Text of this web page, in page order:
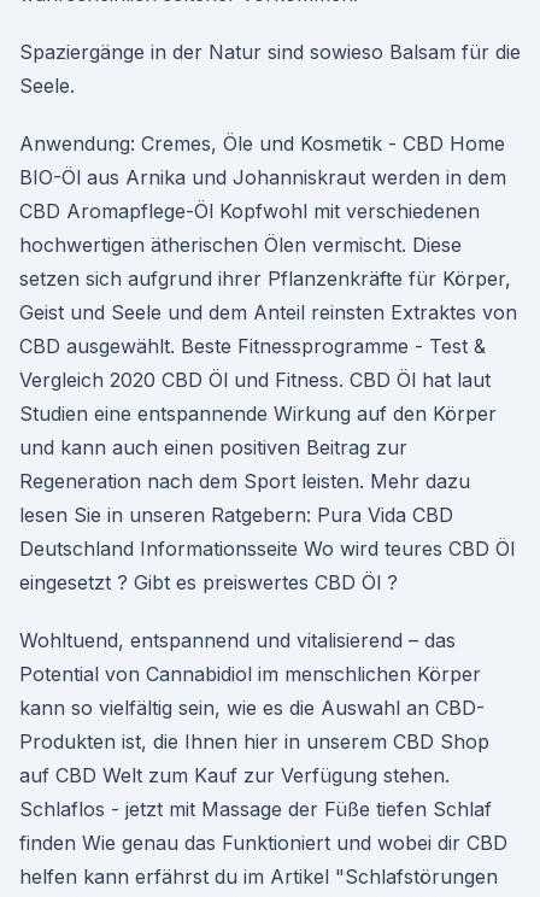
Spaziergänge in der Natur sind sowieso Balsam für die
Seele.
Anwendung: Cremes, Öle und Kosmetik - CBD Home
BIO-Öl aus Arnika und Johanniskraut werden in dem
CBD Aromapflege-Öl Kopfwohl mit verschiedenen
hochwertigen ätherischen Ölen vermischt. Diese
setzen sich aufgrund ihrer Pflanzenkräfte für Körper,
Geist und Seele und dem Anteil reinsten Extraktes von
CBD ausgewählt. Beste Fitnessprogramme - Test &
Vergleich 2020 CBD Öl und Fitness. CBD Öl hat laut
Studien eine entspannende Wirkung auf den Körper
und kann auch einen positiven Beitrag zur
Regeneration nach dem Sport leisten. Mehr dazu
lesen Sie in unseren Ratgebern: Pura Vida CBD
Deutschland Informationsseite Wo wird teures CBD Öl
eingesetzt ? Gibt es preiswertes CBD Öl ?
Wohltuend, entspannend und vitalisierend – das
Potential von Cannabidiol im menschlichen Körper
kann so vielfältig sein, wie es die Auswahl an CBD-
Produkten ist, die Ihnen hier in unserem CBD Shop
auf CBD Welt zum Kauf zur Verfügung stehen.
Schlaflos - jetzt mit Massage der Füße tiefen Schlaf
finden Wie genau das Funktioniert und wobei dir CBD
helfen kann erfährst du im Artikel "Schlafstörungen